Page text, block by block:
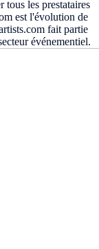
tous les prestataires
est l'évolution de
fait partie
événementiel.